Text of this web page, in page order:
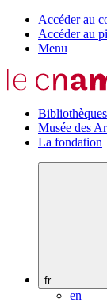
Accéder au
Accéder au
Menu
Bibliothèques
Musée des
La fondation
fr
en